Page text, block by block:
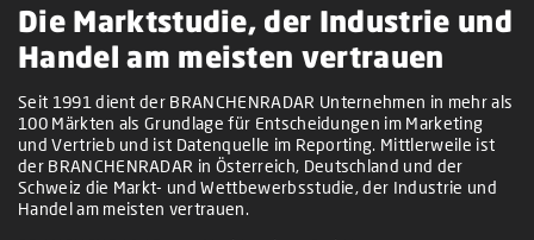
Die Marktstudie, der Industrie und
Handel am meisten vertrauen
Seit 1991 dient der BRANCHENRADAR Unternehmen in mehr als
100 Märkten als Grundlage für Entscheidungen im Marketing
und Vertrieb und ist Datenquelle im Reporting. Mittlerweile ist
der BRANCHENRADAR in Österreich, Deutschland und der
Schweiz die Markt- und Wettbewerbsstudie, der Industrie und
Handel am meisten vertrauen.